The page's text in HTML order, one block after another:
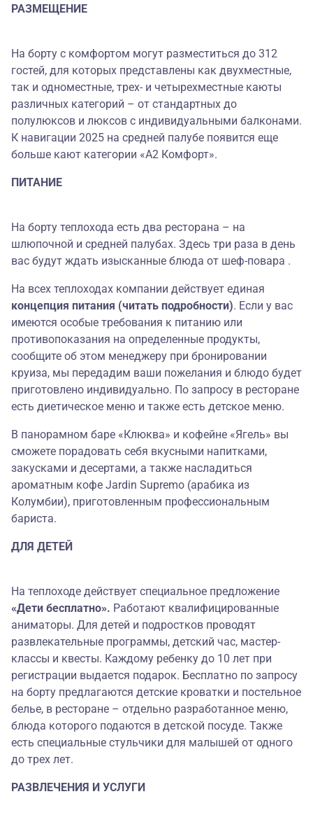
РАЗМЕЩЕНИЕ
На борту с комфортом могут разместиться до 312
гостей, для которых представлены как двухместные,
так и одноместные, трех- и четырехместные каюты
различных категорий – от стандартных до
полулюксов и люксов с индивидуальными балконами.
К навигации 2025 на средней палубе появится еще
больше кают категории «А2 Комфорт».
ПИТАНИЕ
На борту теплохода есть два ресторана – на
шлюпочной и средней палубах. Здесь три раза в день
вас будут ждать изысканные блюда от шеф-повара .
На всех теплоходах компании действует единая
концепция питания (читать подробности). Если у вас
имеются особые требования к питанию или
противопоказания на определенные продукты,
сообщите об этом менеджеру при бронировании
круиза, мы передадим ваши пожелания и блюдо будет
приготовлено индивидуально. По запросу в ресторане
есть диетическое меню и также есть детское меню.
В панорамном баре «Клюква» и кофейне «Ягель» вы
сможете порадовать себя вкусными напитками,
закусками и десертами, а также насладиться
ароматным кофе Jardin Supremo (арабика из
Колумбии), приготовленным профессиональным
бариста.
ДЛЯ ДЕТЕЙ
На теплоходе действует специальное предложение
«Дети бесплатно». Работают квалифицированные
аниматоры. Для детей и подростков проводят
развлекательные программы, детский час, мастер-
классы и квесты. Каждому ребенку до 10 лет при
регистрации выдается подарок. Бесплатно по запросу
на борту предлагаются детские кроватки и постельное
белье, в ресторане – отдельно разработанное меню,
блюда которого подаются в детской посуде. Также
есть специальные стульчики для малышей от одного
до трех лет.
РАЗВЛЕЧЕНИЯ И УСЛУГИ